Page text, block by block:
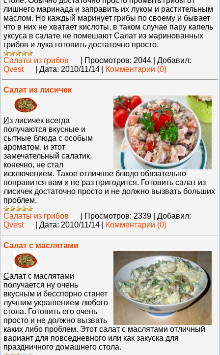
лишнего маринада и заправить их луком и растительным
маслом. Но каждый маринует грибы по своему и бывает
что в них не хватает кислоты, в таком случае пару капель
уксуса в салате не помешают Салат из маринованных
грибов и лука готовить достаточно просто.
Салаты из грибов
Просмотров: 2044
Добавил:
Qvest
Дата: 2010/11/14 Комментарии (0)
Салат из лисичек
Из лисичек всегда
получаются вкусные и
сытные блюда с особым
ароматом, и этот
замечательный салатик,
конечно, не стал
исключением. Такое отличное блюдо обязательно
понравится вам и не раз пригодится. Готовить салат из
лисичек достаточно просто и не должно вызвать больших
проблем.
Салаты из грибов
Просмотров: 2339
Добавил:
Qvest
Дата: 2010/11/14 Комментарии (0)
Салат с маслятами
Салат с маслятами
получается ну очень
вкусным и бесспорно станет
лучшим украшением любого
стола. Готовить его очень
просто и не должно вызвать
каких либо проблем. Этот салат с маслятами отличный
вариант для повседневного или как закуска для
праздничного домашнего стола.